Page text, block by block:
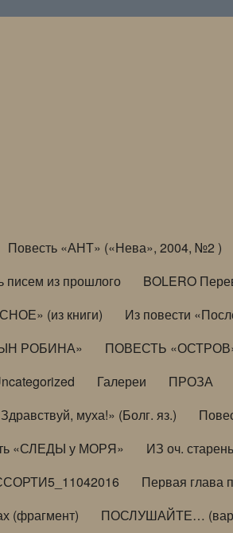
Повесть «АНТ» («Нева», 2004, №2 )
писем из прошлого BOLERO
(из книги) Из повести
РОБИНА» ПОВЕСТЬ
Галереи ПРОЗА
муха!» (Болг. яз.)
«СЛЕДЫ у МОРЯ» ИЗ оч.
Первая глава
(фрагмент) ПОСЛУШАЙТЕ…